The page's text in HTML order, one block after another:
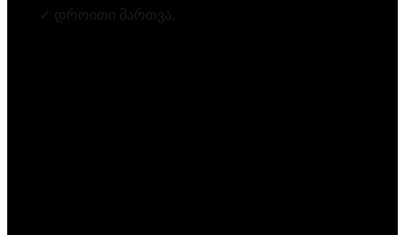
✓ დროითი მართვა.